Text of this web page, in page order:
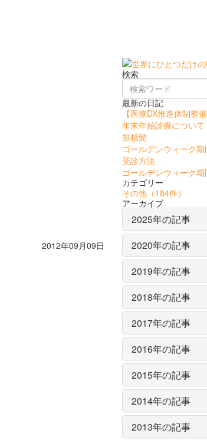
2012年09月09日
検索
最新の日記
【医療DX推進体制整
年末年始診療について
無精髭
ゴールデンウィーク
受診方法
ゴールデンウィーク
カテゴリー
その他 （184件）
アーカイブ
2025年の記事
2020年の記事
2019年の記事
2018年の記事
2017年の記事
2016年の記事
2015年の記事
2014年の記事
2013年の記事